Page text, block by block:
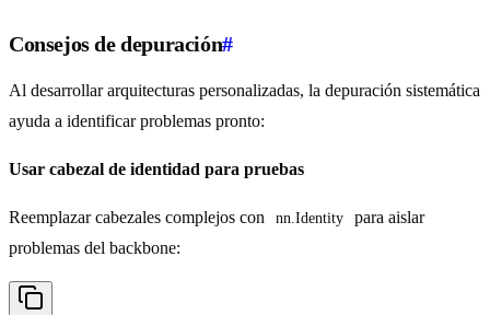
Consejos de depuración#
Al desarrollar arquitecturas personalizadas, la depuración sistemática
ayuda a identificar problemas pronto:
Usar cabezal de identidad para pruebas
Reemplazar cabezales complejos con nn.Identity
para aislar
problemas del backbone: